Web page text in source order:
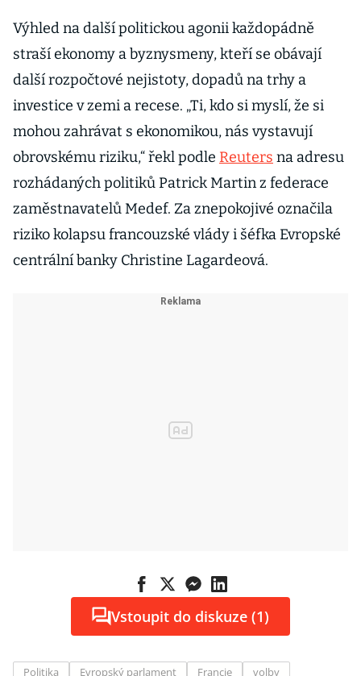
Výhled na další politickou agonii každopádně
straší ekonomy a byznysmeny, kteří se obávají
další rozpočtové nejistoty, dopadů na trhy a
investice v zemi a recese. „Ti, kdo si myslí, že si
mohou zahrávat s ekonomikou, nás vystavují
obrovskému riziku,“ řekl podle Reuters na adresu
rozhádaných politiků Patrick Martin z federace
zaměstnavatelů Medef. Za znepokojivé označila
riziko kolapsu francouzské vlády i šéfka Evropské
centrální banky Christine Lagardeová.
Vstoupit do diskuze (1)
Politika Evropský parlament Francie volby